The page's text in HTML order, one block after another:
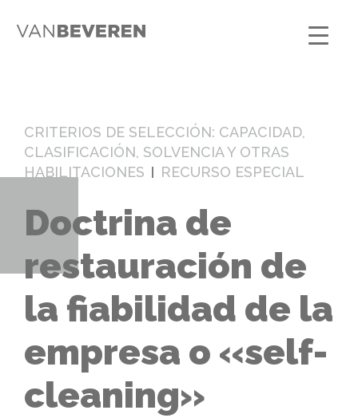
CRITERIOS DE SELECCIÓN: CAPACIDAD,
CLASIFICACIÓN, SOLVENCIA Y OTRAS
HABILITACIONES
RECURSO ESPECIAL
Doctrina de
restauración de
la fiabilidad de la
empresa o «self-
cleaning»